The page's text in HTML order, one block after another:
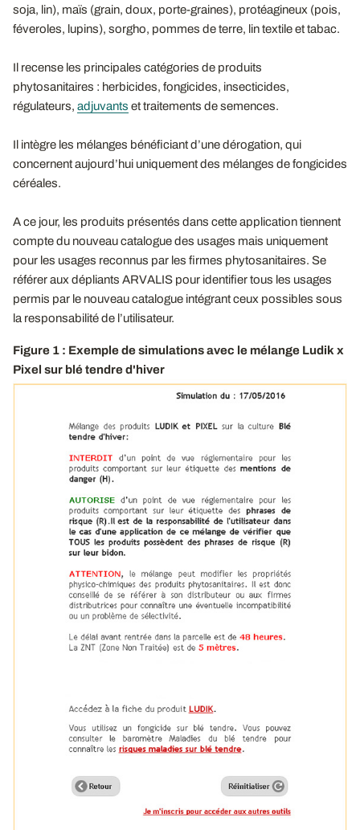
soja, lin), maïs (grain, doux, porte-graines), protéagineux (pois,
féveroles, lupins), sorgho, pommes de terre, lin textile et tabac.
Il recense les principales catégories de produits
phytosanitaires : herbicides, fongicides, insecticides,
régulateurs, adjuvants et traitements de semences.
Il intègre les mélanges bénéficiant d’une dérogation, qui
concernent aujourd’hui uniquement des mélanges de fongicides
céréales.
A ce jour, les produits présentés dans cette application tiennent
compte du nouveau catalogue des usages mais uniquement
pour les usages reconnus par les firmes phytosanitaires. Se
référer aux dépliants ARVALIS pour identifier tous les usages
permis par le nouveau catalogue intégrant ceux possibles sous
la responsabilité de l’utilisateur.
Figure 1 : Exemple de simulations avec le mélange Ludik x
Pixel sur blé tendre d'hiver